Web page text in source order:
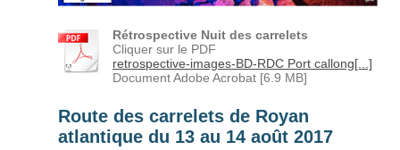
Rétrospective Nuit des carrelets
Cliquer sur le PDF
retrospective-images-BD-RDC Port callong[...]
Document Adobe Acrobat [6.9 MB]
Route des carrelets de Royan
atlantique du 13 au 14 août 2017